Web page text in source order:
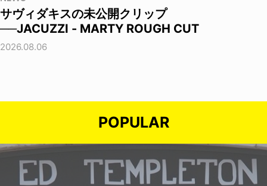
サヴィダキスの未公開クリップ
──JACUZZI - MARTY ROUGH CUT
2026.08.06
POPULAR